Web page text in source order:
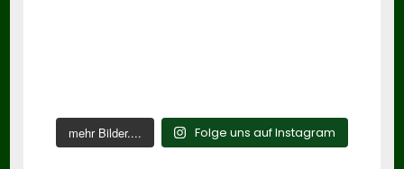
mehr Bilder.... Folge uns auf Instagram